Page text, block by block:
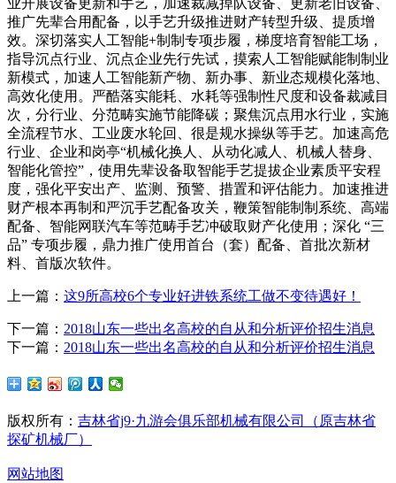
推广先辈合用配备，以手艺升级推进财产转型升级、提质增
效。深切落实人工智能+制制专项步履，梯度培育智能工场，
指导沉点行业、沉点企业先行先试，摸索人工智能赋能制制业
新模式，加速人工智能新产物、新办事、新业态规模化落地、
高效化使用。严酷落实能耗、水耗等强制性尺度和设备裁减目
次，分行业、分范畴实施节能降碳；聚焦沉点用水行业，实施
全流程节水、工业废水轮回、很是规水操纵等手艺。加速高危
行业、企业和岗亭“机械化换人、从动化减人、机械人替身、
智能化管控”，使用先辈设备取智能手艺提拔企业素质平安程
度，强化平安出产、监测、预警、措置和评估能力。加速推进
财产根本再制和严沉手艺配备攻关，鞭策智能制制系统、高端
配备、智能网联汽车等范畴手艺冲破取财产化使用；深化 “三
品” 专项步履，鼎力推广使用首台（套）配备、首批次新材
料、首版次软件。
上一篇： 这9所高校6个专业好进铁系统工做不变待遇好！
下一篇： 2018山东一些出名高校的自从和分析评价招生消息
下一篇： 2018山东一些出名高校的自从和分析评价招生消息
版权所有： 吉林省j9·九游会俱乐部机械有限公司（原吉林省
探矿机械厂）
网站地图